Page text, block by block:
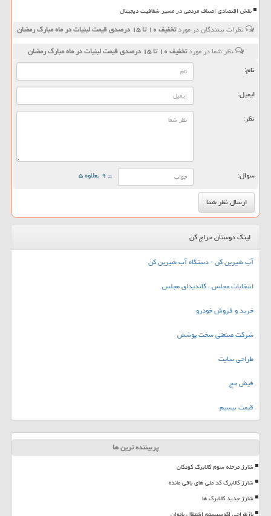
نقش اقتصادی اصناف مردمی در مسیر شفافیت دیجیتال
نظرات بینندگان در موردتخفیف ۱۰ تا ۱۵ درصدی قیمت لبنیات در ماه مبارك رمضان
نظر شما در موردتخفیف ۱۰ تا ۱۵ درصدی قیمت لبنیات در ماه مبارك رمضان
نام:
ایمیل:
نظر:
سوال: = ۹ بعلاوه ۵
لینک دوستان حراج کن
آب شیرین کن - دستگاه آب شیرین کن
انتخابات مجلس ، کاندیدای مجلس
خرید و فروش خودرو
شرکت صنعتی سخت پوشش
طراحی سایت
فیش حج
قیمت بیسیم
پربیننده ترین ها
شارژ مرحله سوم کالابرگ کودکان
شارژ کالابرگ کد ملی های باقی مانده
شارژ جدید کالابرگ ها